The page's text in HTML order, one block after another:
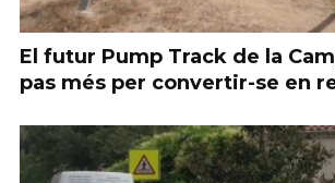
El futur Pump Track de la
pas més per convertir-se en